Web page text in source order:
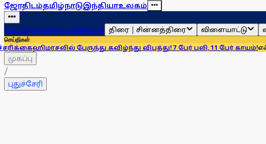
ஜோதிடம்தமிழ்நாடுஇந்தியாஉலகம்
முகப்புதற்போதைய செய்திகள் திரை | சின்னத்திரை விளையாட்டு
செய்திகள்
பேருந்து கவிழ்ந்து விபத்து! 7 பேர் பலி, 11 பேர் காயம்!எஃப்சிஆர்ஏ
முகப்பு
/
புதுச்சேரி